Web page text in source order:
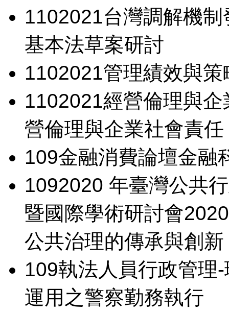
1102021台灣調解機
基本法草案研討
1102021管理績效與策
1102021經營倫理與
營倫理與企業社會責任
109金融消費論壇金融
1092020 年臺灣公共
暨國際學術研討會
公共治理的傳承與創新
109執法人員行政管理
運用之警察勤務執行